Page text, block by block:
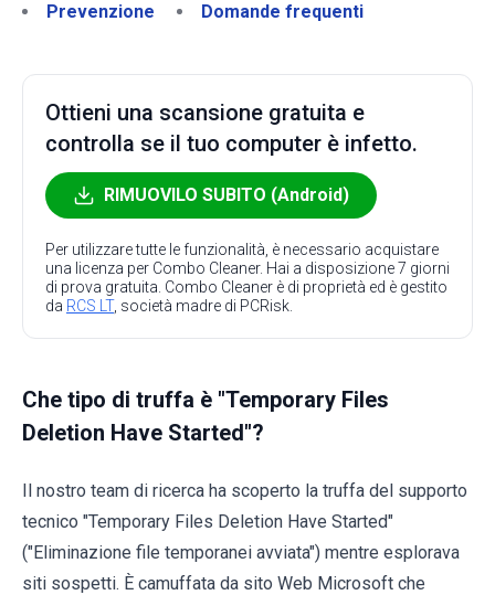
Prevenzione
Domande frequenti
Ottieni una scansione gratuita e
controlla se il tuo computer è infetto.
RIMUOVILO SUBITO (Android)
Per utilizzare tutte le funzionalità, è necessario acquistare
una licenza per Combo Cleaner. Hai a disposizione 7 giorni
di prova gratuita. Combo Cleaner è di proprietà ed è gestito
da RCS LT, società madre di PCRisk.
Che tipo di truffa è "Temporary Files
Deletion Have Started"?
Il nostro team di ricerca ha scoperto la truffa del supporto
tecnico "Temporary Files Deletion Have Started"
("Eliminazione file temporanei avviata") mentre esplorava
siti sospetti. È camuffata da sito Web Microsoft che